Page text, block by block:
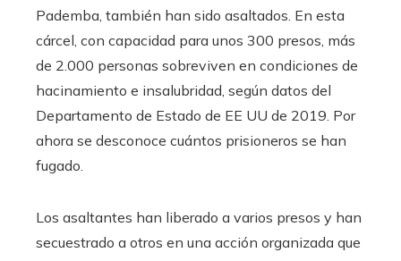
Pademba, también han sido asaltados. En esta
cárcel, con capacidad para unos 300 presos, más
de 2.000 personas sobreviven en condiciones de
hacinamiento e insalubridad, según datos del
Departamento de Estado de EE UU de 2019. Por
ahora se desconoce cuántos prisioneros se han
fugado.
Los asaltantes han liberado a varios presos y han
secuestrado a otros en una acción organizada que